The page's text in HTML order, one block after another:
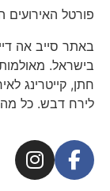
פורטל
באתר סייב אה
בישראל.
חתן, קייטרינג
לירח דבש. כל מה